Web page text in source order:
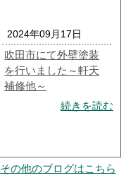
2024年09月17日
吹田市にて外壁塗装
を行いました～軒天
補修他～
続きを読む
その他のブログはこちら